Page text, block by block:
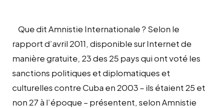
Que dit Amnistie Internationale ? Selon le
rapport d’avril 2011, disponible sur Internet de
manière gratuite, 23 des 25 pays qui ont voté les
sanctions politiques et diplomatiques et
culturelles contre Cuba en 2003 – ils étaient 25 et
non 27 à l’époque – présentent, selon Amnistie